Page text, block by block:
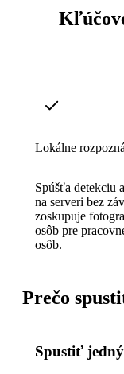
Lokálne
Spúšťa detekciu
na serveri bez
zoskupuje
osôb pre
osôb.
Prečo
Spustiť